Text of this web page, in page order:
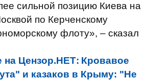
сильной позицию Киева на
по Керченскому
флоту», – сказал
на Цензор.НЕТ: Кровавое
и казаков в Крыму: "Не